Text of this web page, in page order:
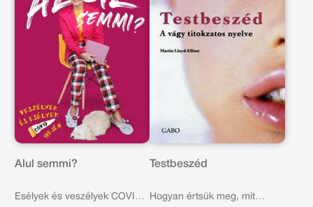
Alul semmi?
Esélyek és veszélyek COVID
Testbeszéd
Hogyan értsük meg, mit